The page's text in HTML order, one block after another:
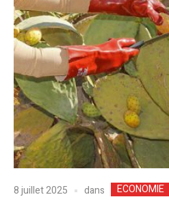
8 juillet 2025 dans ECONOMIE